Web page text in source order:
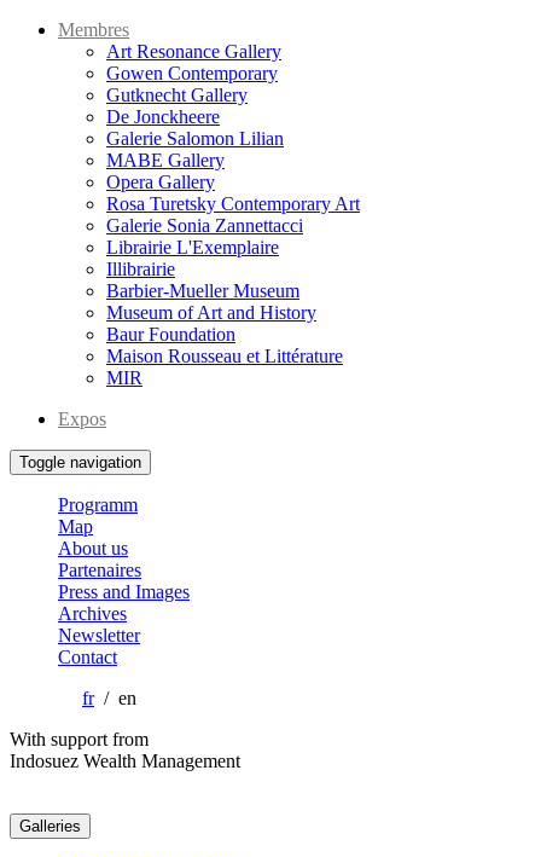
Membres
Art Resonance Gallery
Gowen Contemporary
Gutknecht Gallery
De Jonckheere
Galerie Salomon Lilian
MABE Gallery
Opera Gallery
Rosa Turetsky Contemporary Art
Galerie Sonia Zannettacci
Librairie L'Exemplaire
Illibrairie
Barbier-Mueller Museum
Museum of Art and History
Baur Foundation
Maison Rousseau et Littérature
MIR
Expos
Toggle navigation
Programm
Map
About us
Partenaires
Press and Images
Archives
Newsletter
Contact
fr/ en
With support from
Indosuez Wealth Management
Galleries